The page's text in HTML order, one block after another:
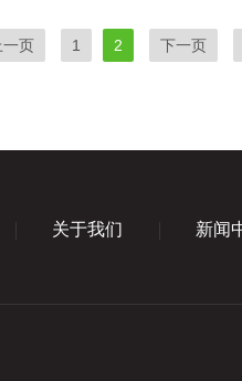
一页 1 2 下一页
关于我们 新闻